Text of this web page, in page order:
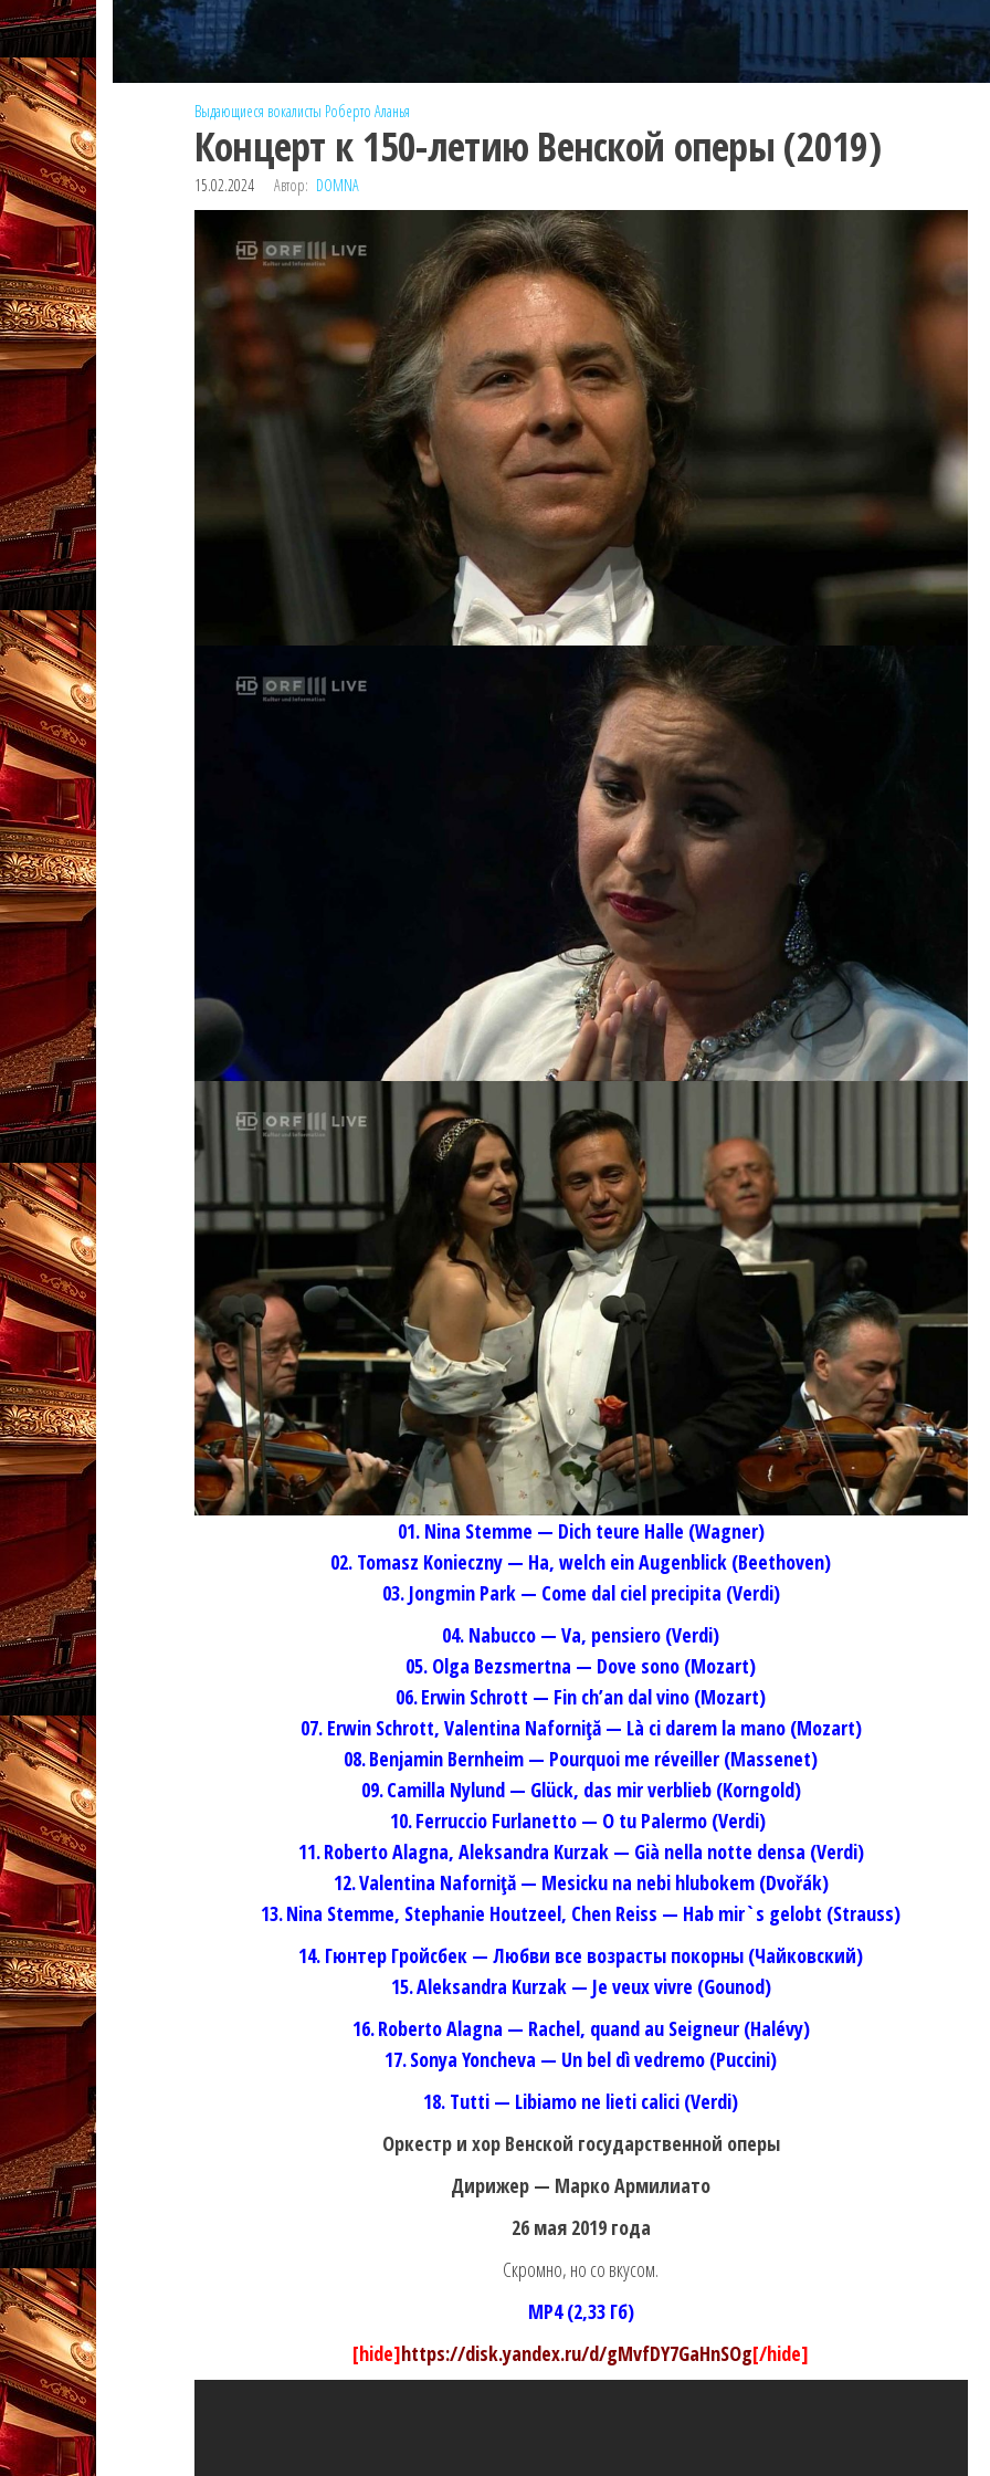
Выдающиеся вокалисты Роберто Аланья
Концерт к 150-летию Венской оперы (2019)
15.02.2024 Автор: DOMNA
01. Nina Stemme — Dich teure Halle (Wagner)
02. Tomasz Konieczny — Ha, welch ein Augenblick (Beethoven)
03. Jongmin Park — Come dal ciel precipita (Verdi)
04. Nabucco — Va, pensiero (Verdi)
05. Olga Bezsmertna — Dove sono (Mozart)
06.Erwin Schrott — Fin ch’an dal vino (Mozart)
07. Erwin Schrott, Valentina Naforniţă — Là ci darem la mano (Mozart)
08.Benjamin Bernheim — Pourquoi me réveiller (Massenet)
09.Camilla Nylund — Glück, das mir verblieb (Korngold)
10.Ferruccio Furlanetto — O tu Palermo (Verdi)
11.Roberto Alagna, Aleksandra Kurzak — Già nella notte densa (Verdi)
12.Valentina Naforniţă — Mesicku na nebi hlubokem (Dvořák)
13.Nina Stemme, Stephanie Houtzeel, Chen Reiss — Hab mir`s gelobt (Strauss)
14. Гюнтер Гройсбек — Любви все возрасты покорны (Чайковский)
15.Aleksandra Kurzak — Je veux vivre (Gounod)
16.Roberto Alagna — Rachel, quand au Seigneur (Halévy)
17.Sonya Yoncheva — Un bel dì vedremo (Puccini)
18. Tutti — Libiamo ne lieti calici (Verdi)
Оркестр и хор Венской государственной оперы
Дирижер — Марко Армилиато
26 мая 2019 года
Скромно, но со вкусом.
MP4 (2,33 Гб)
[hide]https://disk.yandex.ru/d/gMvfDY7GaHnSOg[/hide]